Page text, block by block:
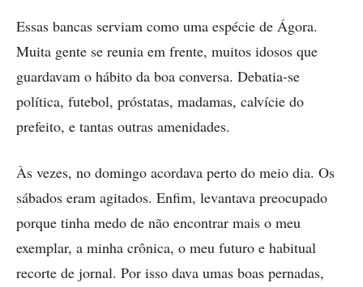
Essas bancas serviam como uma espécie de Ágora.
Muita gente se reunia em frente, muitos idosos que
guardavam o hábito da boa conversa. Debatia-se
política, futebol, próstatas, madamas, calvície do
prefeito, e tantas outras amenidades.
Às vezes, no domingo acordava perto do meio dia. Os
sábados eram agitados. Enfim, levantava preocupado
porque tinha medo de não encontrar mais o meu
exemplar, a minha crônica, o meu futuro e habitual
recorte de jornal. Por isso dava umas boas pernadas,